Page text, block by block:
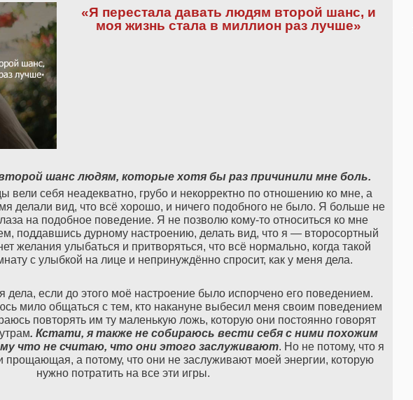
«Я перестала давать людям второй шанс, и
моя жизнь стала в миллион раз лучше»
шанс людям, которые хотя бы раз причинили мне боль.
себя неадекватно, грубо и некорректно по отношению ко мне, а
делали вид, что всё хорошо, и ничего подобного не было. Я больше не
на подобное поведение. Я не позволю кому-то относиться ко мне
поддавшись дурному настроению, делать вид, что я — второсортный
желания улыбаться и притворяться, что всё нормально, когда такой
с улыбкой на лице и непринуждённо спросит, как у меня дела.
дела, если до этого моё настроение было испорчено его поведением.
мило общаться с тем, кто накануне выбесил меня своим поведением
повторять им ту маленькую ложь, которую они постоянно говорят
. Кстати, я также не собираюсь вести себя с ними похожим
что не считаю, что они этого заслуживают. Но не потому, что я
прощающая, а потому, что они не заслуживают моей энергии, которую
нужно потратить на все эти игры.